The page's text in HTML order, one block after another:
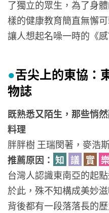
了獨立的眾生，為了身
樣的健康教育簡直無懈
讓人想起名噪一時的《
●舌尖上的東協：
物誌
既熟悉又陌生，那些悄
料理
胖胖樹 王瑞閔著，麥浩
推薦原因： 知 議 實
台灣人認識東南亞的起
於此，殊不知構成美妙
背後都有一段落落長的